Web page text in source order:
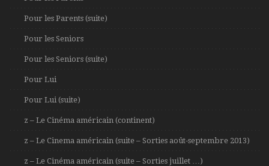
Pour les Parents (suite)
Pour les Seniors
Pour les Seniors (suite)
Pour Lui
Pour Lui (suite)
z – Le Cinéma américain (continent)
z – Le Cinema américain (suite – Sorties août-septembre 2013)
z – Le Cinéma américain (suite – Sorties juillet …)